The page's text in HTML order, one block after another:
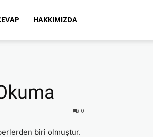
HAKKIMIZDA
0
biri olmuştur.